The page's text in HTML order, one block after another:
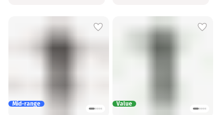
Mid-range Value